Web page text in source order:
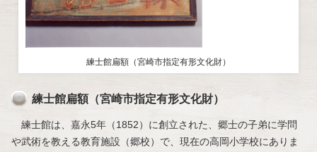
練士館扁額（宮崎市指定有形文化財）
練士館扁額（宮崎市指定有形文化財）
練士館は、嘉永5年（1852）に創立された、郷士の子弟に学問
や武術を教える教育施設（郷校）で、現在の高岡小学校にありま